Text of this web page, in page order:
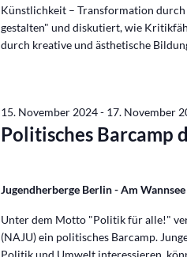
Künstlichkeit – Transformation
gestalten" und diskutiert, wie
durch kreative und ästhetische
Politisches Barcamp
15. November 2024- 17. November
Jugendherberge Berlin - Am Wannsee
Unter dem Motto "Politik für alle!"
(NAJU) ein politisches Barcamp.
Politik und Umwelt interessieren,